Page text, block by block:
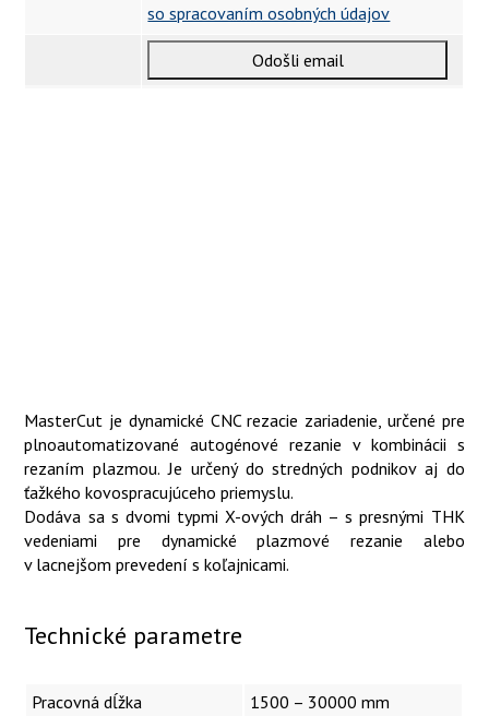
so spracovaním osobných údajov
MasterCut je dynamické CNC rezacie zariadenie, určené pre
plnoautomatizované autogénové rezanie v kombinácii s
rezaním plazmou. Je určený do stredných podnikov aj do
ťažkého kovospracujúceho priemyslu.
Dodáva sa s dvomi typmi X-ových dráh – s presnými THK
vedeniami pre dynamické plazmové rezanie alebo
v lacnejšom prevedení s koľajnicami.
Technické parametre
Pracovná dĺžka
1500 – 30000 mm